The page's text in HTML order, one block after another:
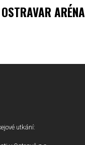
ARÉNA
utkání: